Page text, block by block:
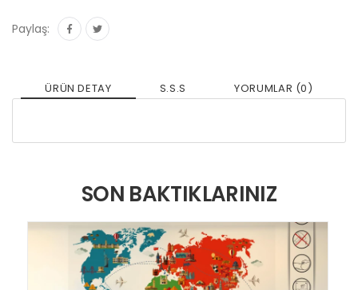
Paylaş:
ÜRÜN DETAY S.S.S YORUMLAR (0)
SON BAKTIKLARINIZ